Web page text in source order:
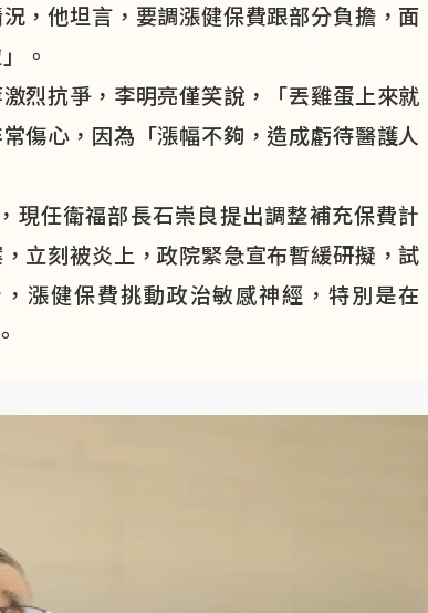
，他坦言，要調漲健保費跟部分負擔，面
。
烈抗爭，李明亮僅笑說，「丟雞蛋上來就
傷心，因為「漲幅不夠，造成虧待醫護人
現任衛福部長石崇良提出調整補充保費計
立刻被炎上，政院緊急宣布暫緩研擬，試
漲健保費挑動政治敏感神經，特別是在